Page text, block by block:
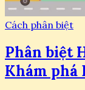
Cách phân biệt
Phân biệt
Khám phá